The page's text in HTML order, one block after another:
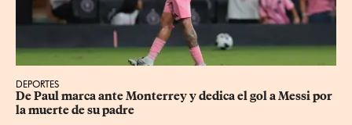
DEPORTES
De Paul marca ante Monterrey y dedica el gol a Messi por
la muerte de su padre